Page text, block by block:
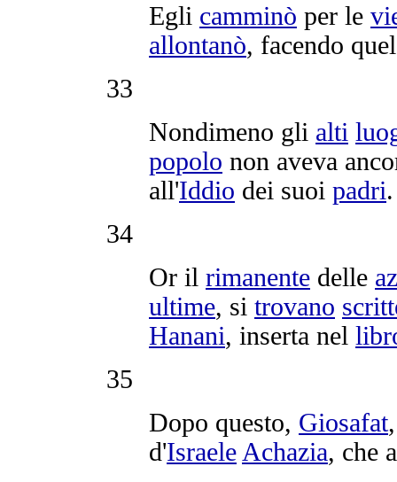
Egli camminò per le
allontanò, facendo
33
Nondimeno gli alti
popolo non aveva
all'Iddio dei suoi padri.
34
Or il rimanente delle
ultime, si trovano
Hanani, inserta nel
35
Dopo questo, Giosafat
d'Israele Achazia, che